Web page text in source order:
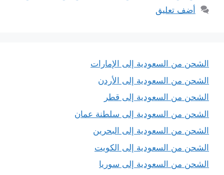
أضف تعليق
الشحن من السعودية إلى الإمارات
الشحن من السعودية إلى الأردن
الشحن من السعودية إلى قطر
الشحن من السعودية إلى سلطنة عمان
الشحن من السعودية إلى البحرين
الشحن من السعودية إلى الكويت
الشحن من السعودية إلى سوريا